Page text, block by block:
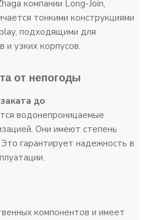
компании Long-Join,
тонкими конструкциями
подходящими для
и узких корпусов.
от непогоды
до
водонепроницаемые
Они имеют степень
гарантирует надежность в
компонентов и имеет